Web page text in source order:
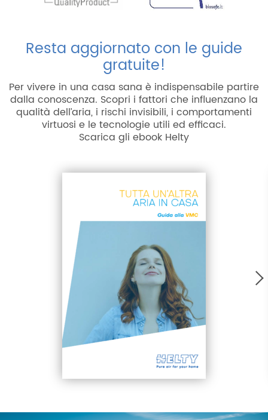
Resta aggiornato con le guide
gratuite!
Per vivere in una casa sana è indispensabile partire
dalla conoscenza. Scopri i fattori che influenzano la
qualità dell’aria, i rischi invisibili, i comportamenti
virtuosi e le tecnologie utili ed efficaci.
Scarica gli ebook Helty